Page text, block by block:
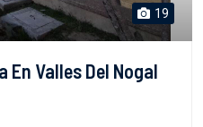
19
Valles Del Nogal